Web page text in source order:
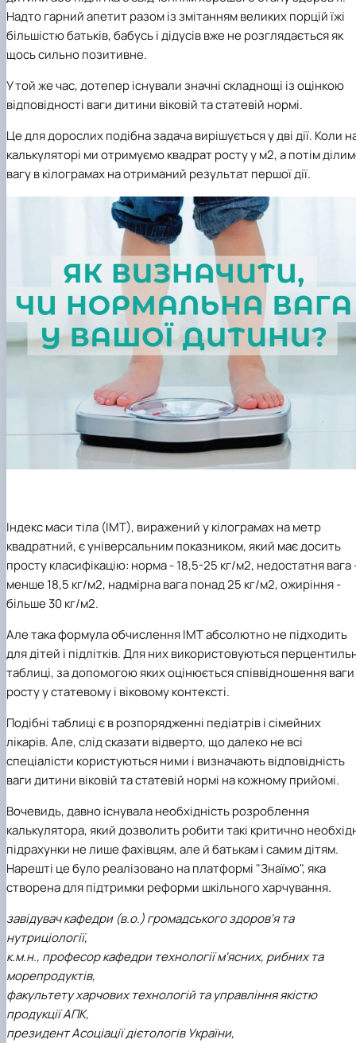
Надто гарний апетит разом із змітанням великих порцій їжі
більшістю батьків, бабусь і дідусів вже не розглядається як
щось сильно позитивне.
У той же час, дотепер існували значні складнощі із оцінкою
відповідності ваги дитини віковій та статевій нормі.
Це для дорослих подібна задача вирішується у дві дії. Коли
калькуляторі ми отримуємо квадрат росту у м2, а потім
вагу в кілограмах на отриманий результат першої дії.
Індекс маси тіла (ІМТ), виражений у кілограмах на метр
квадратний, є універсальним показником, який має досить
просту класифікацію: норма - 18,5-25 кг/м2, недостатня вага
менше 18,5 кг/м2, надмірна вага понад 25 кг/м2, ожиріння -
більше 30 кг/м2.
Але така формула обчислення ІМТ абсолютно не підходить
для дітей і підлітків. Для них використовуються
таблиці, за допомогою яких оцінюється співвідношення ваги
росту у статевому і віковому контексті.
Подібні таблиці є в розпорядженні педіатрів і сімейних
лікарів. Але, слід сказати відверто, що далеко не всі
спеціалісти користуються ними і визначають відповідність
ваги дитини віковій та статевій нормі на кожному прийомі.
Вочевидь, давно існувала необхідність розроблення
калькулятора, який дозволить робити такі критично
підрахунки не лише фахівцям, але й батькам і самим дітям.
Нарешті це було реалізовано на платформі "Знаїмо", яка
створена для підтримки реформи шкільного харчування.
завідувач кафедри (в.о.) громадського здоров'я та
нутриціології,
к.м.н., професор кафедри технології м'ясних, рибних та
морепродуктів,
факультету харчових технологій та управління якістю
продукції АПК,
президент Асоціації дієтологів України,